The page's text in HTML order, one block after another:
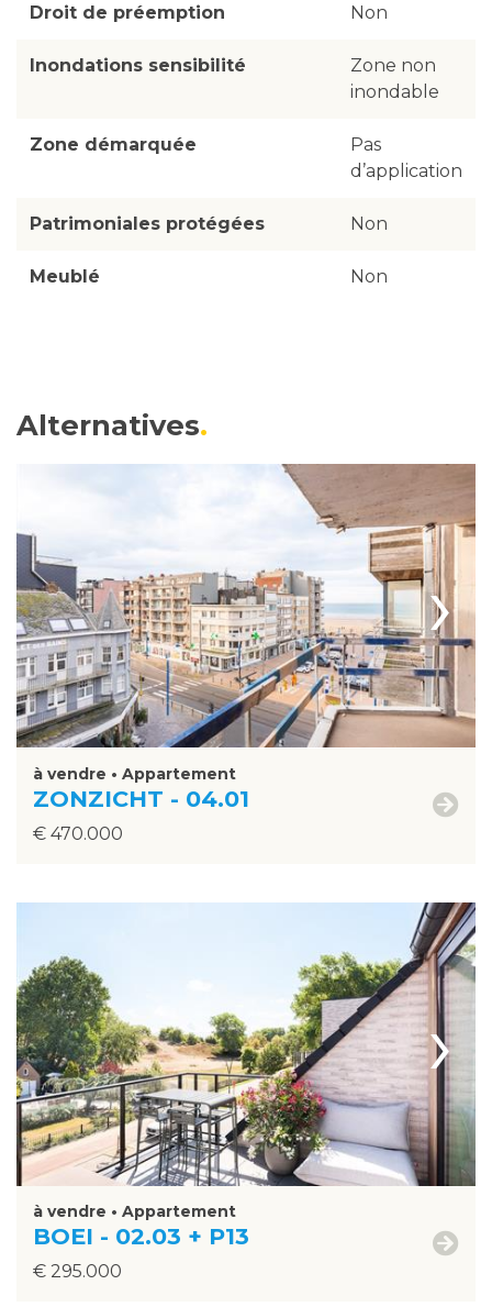
Droit de préemption Non
Inondations sensibilité
Zone non
inondable
Zone démarquée
Pas
d’application
Patrimoniales protégées Non
Meublé Non
Alternatives
›
à vendre • Appartement
ZONZICHT - 04.01
€ 470.000
›
à vendre • Appartement
BOEI - 02.03 + P13
€ 295.000